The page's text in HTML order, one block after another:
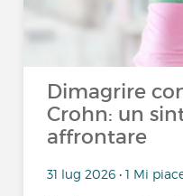
Dimagrire
Crohn: un
affrontare
31 lug 2026 • 1 Mi